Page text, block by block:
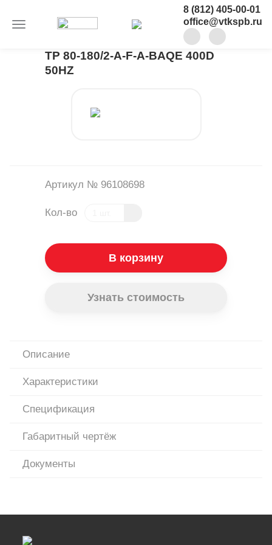
8 (812) 405-00-01
office@vtkspb.ru
TP 80-180/2-A-F-A-BAQE 400D
50HZ
Артикул № 96108698
Кол-во
В корзину
Узнать стоимость
Описание
Характеристики
Спецификация
Габаритный чертёж
Документы